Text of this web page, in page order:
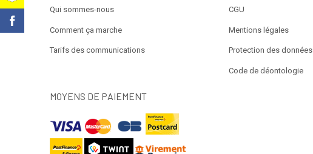
Qui sommes-nous
Comment ça marche
Tarifs des communications
MOYENS DE PAIEMENT
CGU
Mentions légales
Protection des données
Code de déontologie